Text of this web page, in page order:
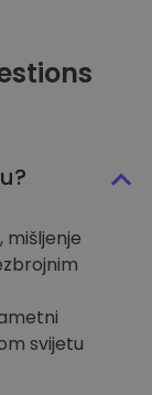
mišljenje
svijetu